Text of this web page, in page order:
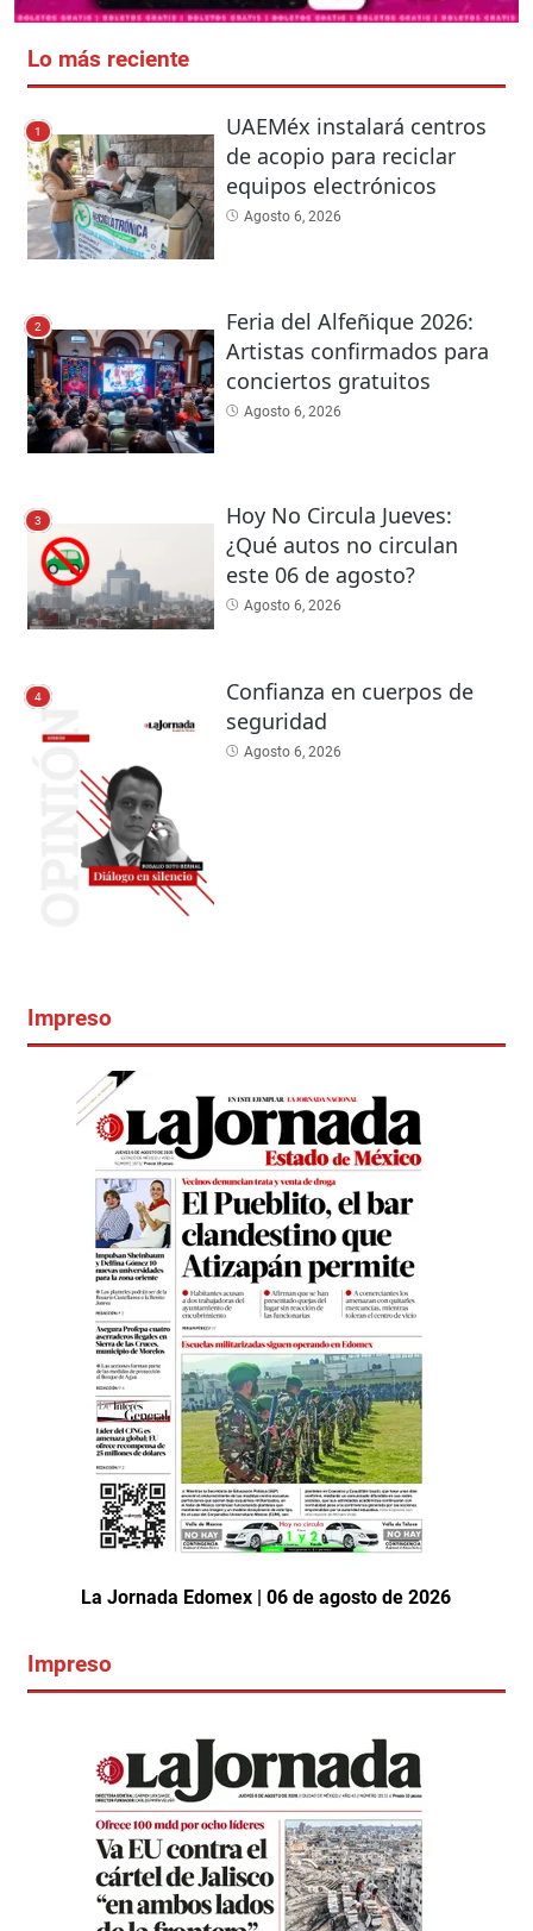
Lo más reciente
1
UAEMéx instalará centros
de acopio para reciclar
equipos electrónicos
Agosto 6, 2026
2
Feria del Alfeñique 2026:
Artistas confirmados para
conciertos gratuitos
Agosto 6, 2026
3
Hoy No Circula Jueves:
¿Qué autos no circulan
este 06 de agosto?
Agosto 6, 2026
4
Confianza en cuerpos de
seguridad
Agosto 6, 2026
Impreso
La Jornada Edomex | 06 de agosto de 2026
Impreso